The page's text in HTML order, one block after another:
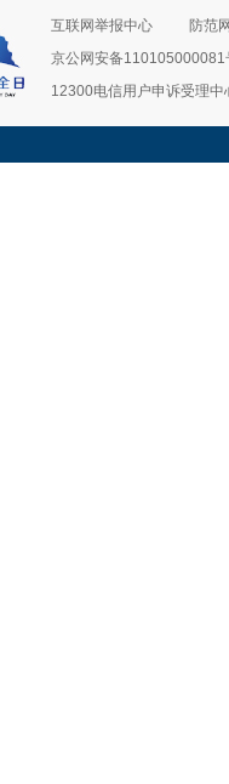
互联网举报中心
防范
京公网安备110105000081
12300电信用户申诉受理中